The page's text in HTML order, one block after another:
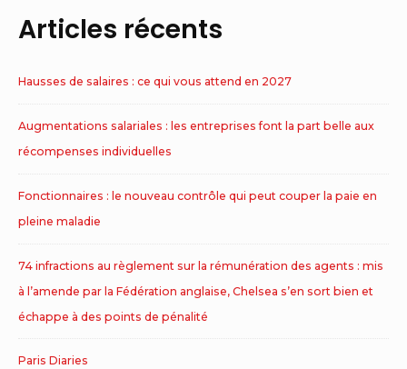
Articles récents
Hausses de salaires : ce qui vous attend en 2027
Augmentations salariales : les entreprises font la part belle aux
récompenses individuelles
Fonctionnaires : le nouveau contrôle qui peut couper la paie en
pleine maladie
74 infractions au règlement sur la rémunération des agents : mis
à l’amende par la Fédération anglaise, Chelsea s’en sort bien et
échappe à des points de pénalité
Paris Diaries